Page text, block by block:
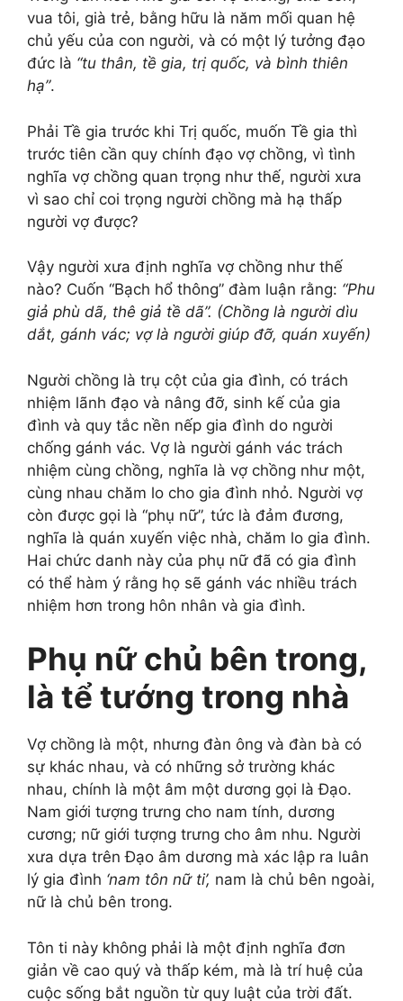
vua tôi, già trẻ, bằng hữu là năm mối quan hệ
chủ yếu của con người, và có một lý tưởng đạo
đức là “tu thân, tề gia, trị quốc, và bình thiên
hạ”.
Phải Tề gia trước khi Trị quốc, muốn Tề gia thì
trước tiên cần quy chính đạo vợ chồng, vì tình
nghĩa vợ chồng quan trọng như thế, người xưa
vì sao chỉ coi trọng người chồng mà hạ thấp
người vợ được?
Vậy người xưa định nghĩa vợ chồng như thế
nào? Cuốn “Bạch hổ thông” đàm luận rằng: “Phu
giả phù dã, thê giả tề dã”. (Chồng là người dìu
dắt, gánh vác; vợ là người giúp đỡ, quán xuyến)
Người chồng là trụ cột của gia đình, có trách
nhiệm lãnh đạo và nâng đỡ, sinh kế của gia
đình và quy tắc nền nếp gia đình do người
chống gánh vác. Vợ là người gánh vác trách
nhiệm cùng chồng, nghĩa là vợ chồng như một,
cùng nhau chăm lo cho gia đình nhỏ. Người vợ
còn được gọi là “phụ nữ”, tức là đảm đương,
nghĩa là quán xuyến việc nhà, chăm lo gia đình.
Hai chức danh này của phụ nữ đã có gia đình
có thể hàm ý rằng họ sẽ gánh vác nhiều trách
nhiệm hơn trong hôn nhân và gia đình.
Phụ nữ chủ bên trong,
là tể tướng trong nhà
Vợ chồng là một, nhưng đàn ông và đàn bà có
sự khác nhau, và có những sở trường khác
nhau, chính là một âm một dương gọi là Đạo.
Nam giới tượng trưng cho nam tính, dương
cương; nữ giới tượng trưng cho âm nhu. Người
xưa dựa trên Đạo âm dương mà xác lập ra luân
lý gia đình ‘nam tôn nữ ti’, nam là chủ bên ngoài,
nữ là chủ bên trong.
Tôn ti này không phải là một định nghĩa đơn
giản về cao quý và thấp kém, mà là trí huệ của
cuộc sống bắt nguồn từ quy luật của trời đất.